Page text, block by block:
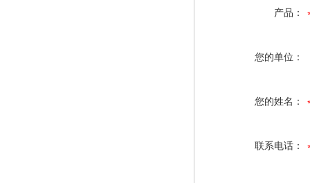
产品：
您的单位：
您的姓名：
联系电话：